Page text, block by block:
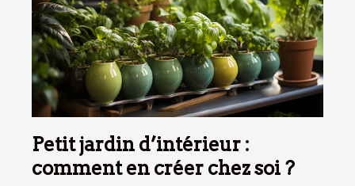
Petit jardin d’intérieur :
comment en créer chez soi ?